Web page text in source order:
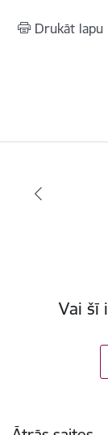
Drukāt lapu
Vai šī